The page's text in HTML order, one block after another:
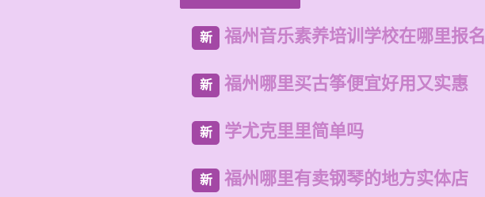
新 福州音乐素养培训学校在哪里报名
新 福州哪里买古筝便宜好用又实惠
新 学尤克里里简单吗
新 福州哪里有卖钢琴的地方实体店